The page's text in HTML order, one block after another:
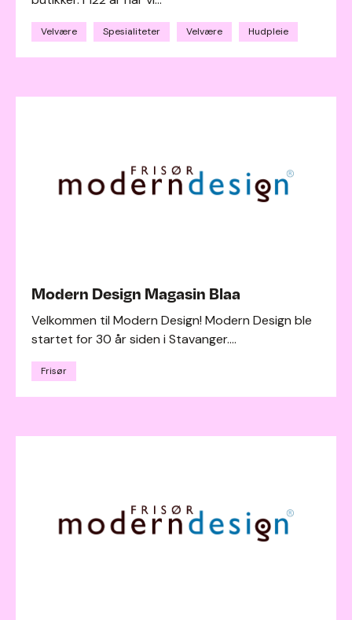
Velvære Spesialiteter Velvære Hudpleie
Modern Design Magasin Blaa
Velkommen til Modern Design! Modern Design ble
startet for 30 år siden i Stavanger....
Frisør